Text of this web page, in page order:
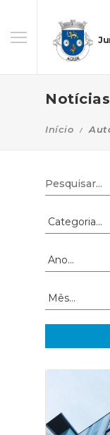
Notícias
Início